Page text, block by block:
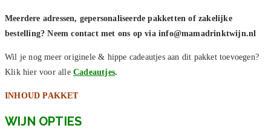
Meerdere adressen, gepersonaliseerde pakketten of zakelijke
bestelling? Neem contact met ons op via info@mamadrinktwijn.nl
Wil je nog meer originele & hippe cadeautjes aan dit pakket toevoegen?
Klik hier voor alle Cadeautjes.
INHOUD PAKKET
WIJN OPTIES